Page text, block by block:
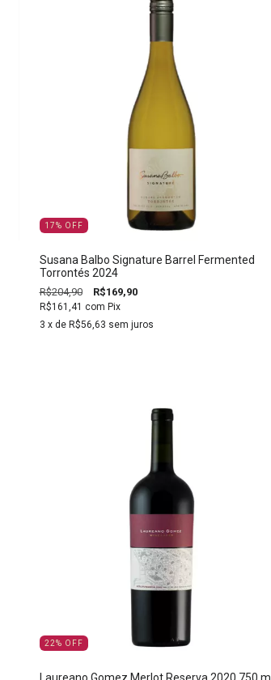
17% OFF
Susana Balbo Signature Barrel Fermented
Torrontés 2024
R$204,90 R$169,90
R$161,41 com Pix
3 x de R$56,63 sem juros
22% OFF
Laureano Gomez Merlot Reserva 2020 750 ml